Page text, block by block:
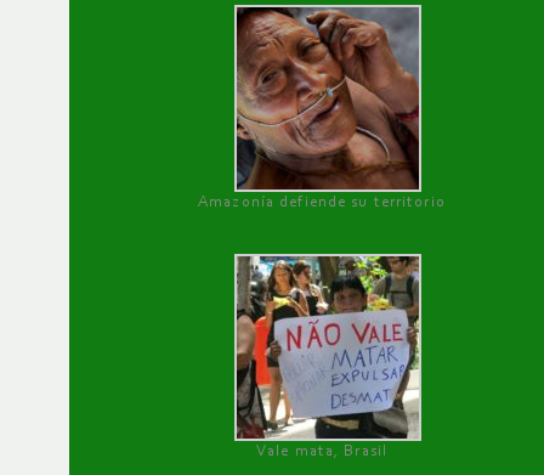
Amazonía defiende su territorio
Vale mata, Brasil